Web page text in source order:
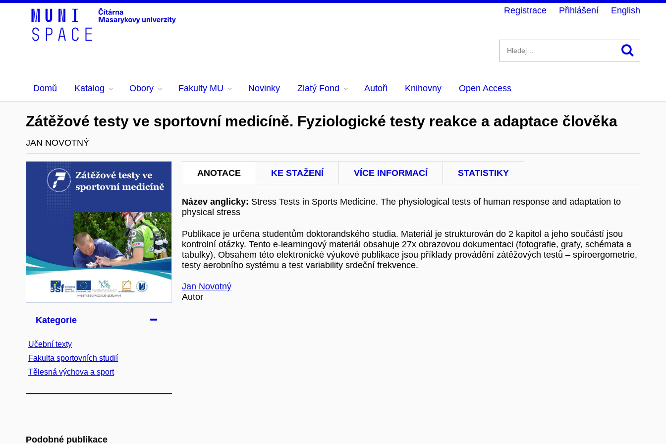
Domů Katalog Obory Fakulty MU Novinky Zlatý Fond Autoři Knihovny Open Access
Registrace Přihlášení English
Zátěžové testy ve sportovní medicíně. Fyziologické testy reakce a adaptace člověka
JAN NOVOTNÝ
Kategorie
Učební texty
Fakulta sportovních studií
Tělesná výchova a sport
ANOTACE KE STAŽENÍ VÍCE INFORMACÍ STATISTIKY
Název anglicky: Stress Tests in Sports Medicine. The physiological tests of human response and adaptation to
physical stress
Publikace je určena studentům doktorandského studia. Materiál je strukturován do 2 kapitol a jeho součástí jsou
kontrolní otázky. Tento e-learningový materiál obsahuje 27x obrazovou dokumentaci (fotografie, grafy, schémata a
tabulky). Obsahem této elektronické výukové publikace jsou příklady provádění zátěžových testů – spiroergometrie,
testy aerobního systému a test variability srdeční frekvence.
Jan Novotný
Autor
Podobné publikace